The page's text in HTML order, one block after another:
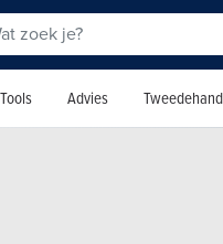
Tools Advies